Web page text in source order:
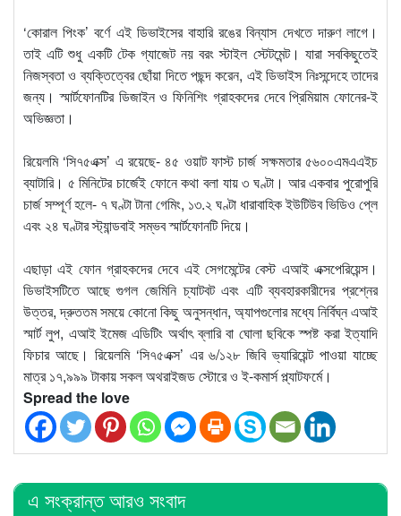
‘কোরাল পিংক’ বর্ণে এই ডিভাইসের বাহারি রঙের বিন্যাস দেখতে দারুণ লাগে।
তাই এটি শুধু একটি টেক গ্যাজেট নয় বরং স্টাইল স্টেটমেন্ট। যারা সবকিছুতেই
নিজস্বতা ও ব্যক্তিত্বের ছোঁয়া দিতে পছন্দ করেন, এই ডিভাইস নিঃসন্দেহে তাদের
জন্য। স্মার্টফোনটির ডিজাইন ও ফিনিশিং গ্রাহকদের দেবে প্রিমিয়াম ফোনের-ই
অভিজ্ঞতা।
রিয়েলমি ‘সি৭৫এক্স’ এ রয়েছে- ৪৫ ওয়াট ফাস্ট চার্জ সক্ষমতার ৫৬০০এমএএইচ
ব্যাটারি। ৫ মিনিটের চার্জেই ফোনে কথা বলা যায় ৩ ঘণ্টা। আর একবার পুরোপুরি
চার্জ সম্পূর্ণ হলে- ৭ ঘণ্টা টানা গেমিং, ১৩.২ ঘণ্টা ধারাবাহিক ইউটিউব ভিডিও প্লে
এবং ২৪ ঘণ্টার স্ট্যান্ডবাই সম্ভব স্মার্টফোনটি দিয়ে।
এছাড়া এই ফোন গ্রাহকদের দেবে এই সেগমেন্টের বেস্ট এআই এক্সপেরিয়েন্স।
ডিভাইসটিতে আছে গুগল জেমিনি চ্যাটবট এবং এটি ব্যবহারকারীদের প্রশ্নের
উত্তর, দ্রুততম সময়ে কোনো কিছু অনুসন্ধান, অ্যাপগুলোর মধ্যে নির্বিঘ্ন এআই
স্মার্ট লুপ, এআই ইমেজ এডিটিং অর্থাৎ ব্লারি বা ঘোলা ছবিকে স্পষ্ট করা ইত্যাদি
ফিচার আছে। রিয়েলমি ‘সি৭৫এক্স’ এর ৬/১২৮ জিবি ভ্যারিয়েন্ট পাওয়া যাচ্ছে
মাত্র ১৭,৯৯৯ টাকায় সকল অথরাইজড স্টোরে ও ই-কমার্স প্ল্যাটফর্মে।
Spread the love
এ সংক্রান্ত আরও সংবাদ